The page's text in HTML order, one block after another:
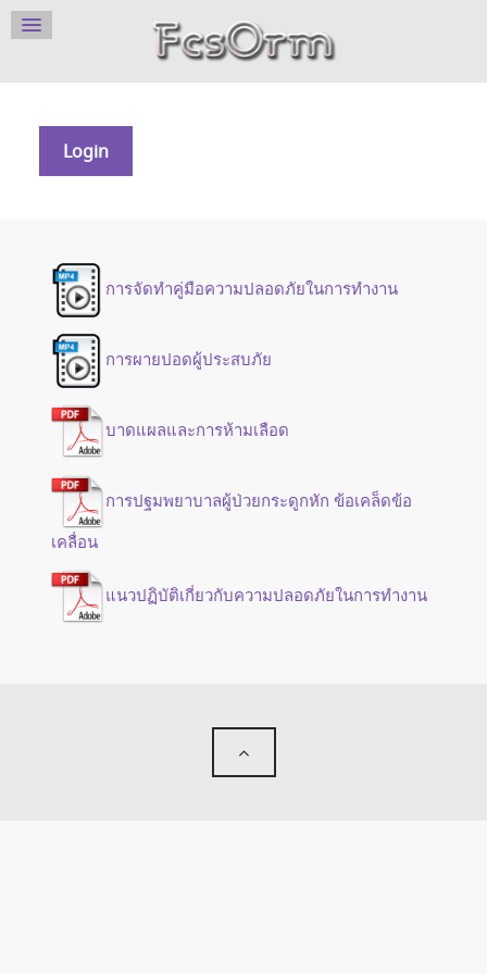
Login
การจัดทำคู่มือความปลอดภัยในการทำงาน
การผายปอดผู้ประสบภัย
บาดแผลและการห้ามเลือด
การปฐมพยาบาลผู้ป่วยกระดูกหัก ข้อเคล็ดข้อ
เคลื่อน
แนวปฏิบัติเกี่ยวกับความปลอดภัยในการทำงาน